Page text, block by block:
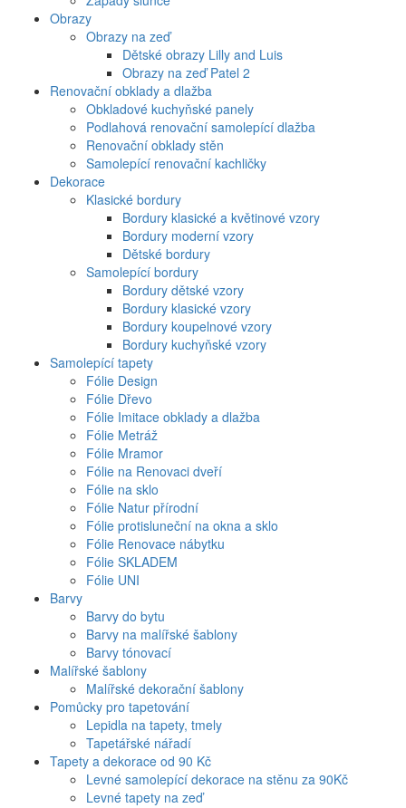
Obrazy
Obrazy na zeď
Dětské obrazy Lilly and Luis
Obrazy na zeď Patel 2
Renovační obklady a dlažba
Obkladové kuchyňské panely
Podlahová renovační samolepící dlažba
Renovační obklady stěn
Samolepící renovační kachličky
Dekorace
Klasické bordury
Bordury klasické a květinové vzory
Bordury moderní vzory
Dětské bordury
Samolepící bordury
Bordury dětské vzory
Bordury klasické vzory
Bordury koupelnové vzory
Bordury kuchyňské vzory
Samolepící tapety
Fólie Design
Fólie Dřevo
Fólie Imitace obklady a dlažba
Fólie Metráž
Fólie Mramor
Fólie na Renovaci dveří
Fólie na sklo
Fólie Natur přírodní
Fólie protisluneční na okna a sklo
Fólie Renovace nábytku
Fólie SKLADEM
Fólie UNI
Barvy
Barvy do bytu
Barvy na malířské šablony
Barvy tónovací
Malířské šablony
Malířské dekorační šablony
Pomůcky pro tapetování
Lepidla na tapety, tmely
Tapetářské nářadí
Tapety a dekorace od 90 Kč
Levné samolepící dekorace na stěnu za 90Kč
Levné tapety na zeď